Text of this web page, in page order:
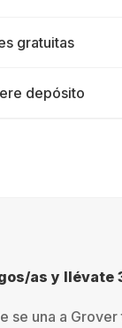
gratuitas
depósito
as y llévate
se una a